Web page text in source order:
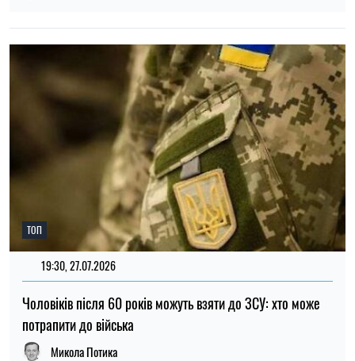
ТОП
19:30, 27.07.2026
Чоловіків після 60 років можуть взяти до ЗСУ: хто може
потрапити до війська
Микола Потика